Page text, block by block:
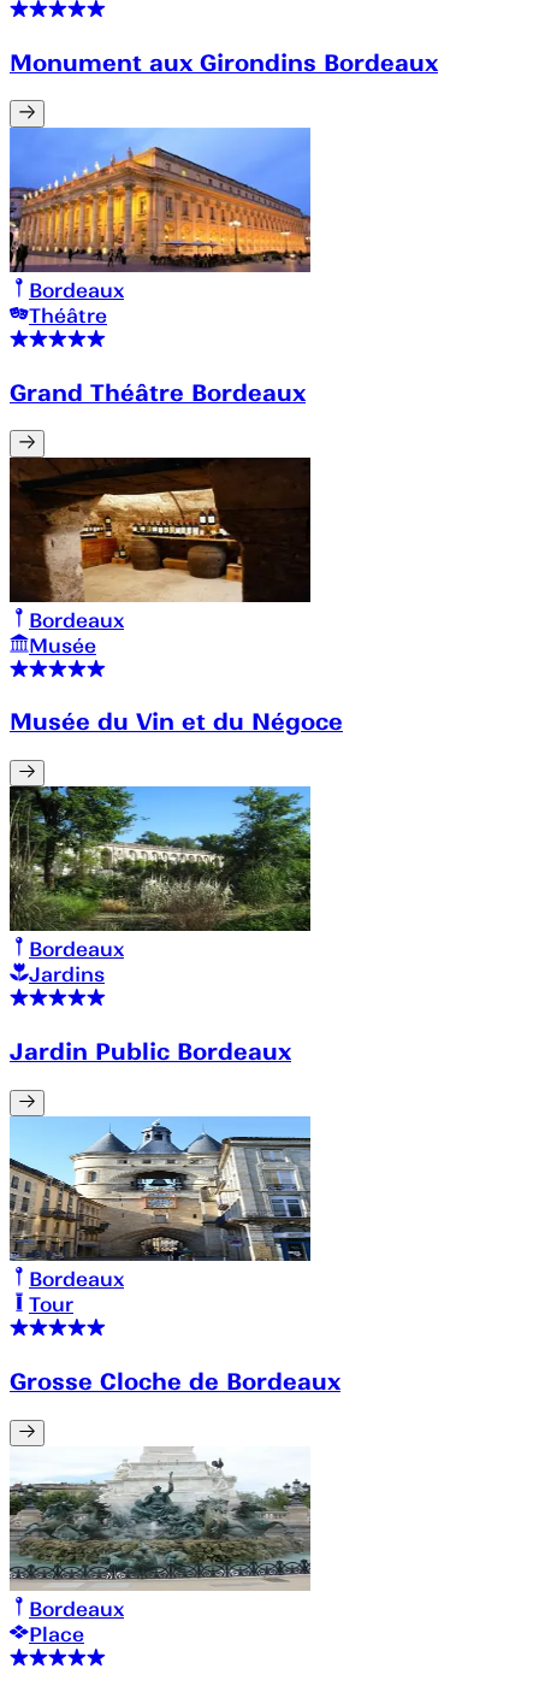
Monument aux Girondins Bordeaux
Bordeaux
Théâtre
Grand Théâtre Bordeaux
Bordeaux
Musée
Musée du Vin et du Négoce
Bordeaux
Jardins
Jardin Public Bordeaux
Bordeaux
Tour
Grosse Cloche de Bordeaux
Bordeaux
Place